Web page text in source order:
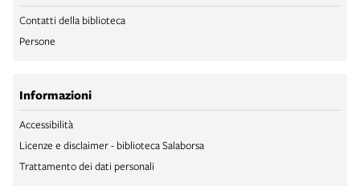
Contatti della biblioteca
Persone
Informazioni
Accessibilità
Licenze e disclaimer - biblioteca Salaborsa
Trattamento dei dati personali